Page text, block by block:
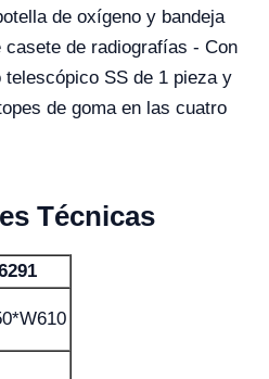
de oxígeno y bandeja
casete de radiografías - Con
telescópico SS de 1 pieza y
de goma en las cuatro
Técnicas